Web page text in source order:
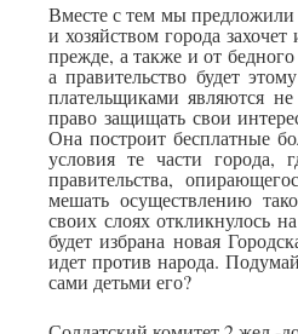
Вместе с тем мы предложили
и хозяйством города
прежде, а также и от
а правительство будет
плательщиками являются
право защищать свои
Она построит бесплатные
условия те части города,
правительства,
мешать осуществлению
своих слоях откликнулось
будет избрана новая
идет против народа.
сами детьми его?